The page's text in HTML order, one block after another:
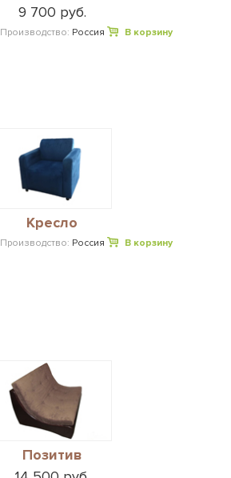
9 700 руб.
Производство: Россия В корзину
Кресло
Производство: Россия В корзину
Позитив